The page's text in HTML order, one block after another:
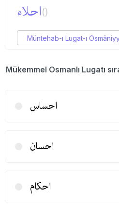
احلاء()
Müntehab-ı Lugat-ı
Mükemmel Osmanlı Lugatı
احساس
احسان
احكام